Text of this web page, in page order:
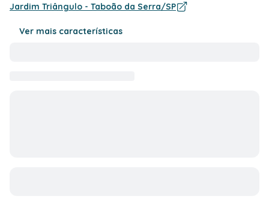
Jardim Triângulo - Taboão da Serra/SP
Ver mais características